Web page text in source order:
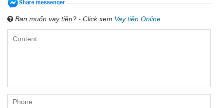
Bạn muốn vay tiền? - Click xem Vay tiền Online